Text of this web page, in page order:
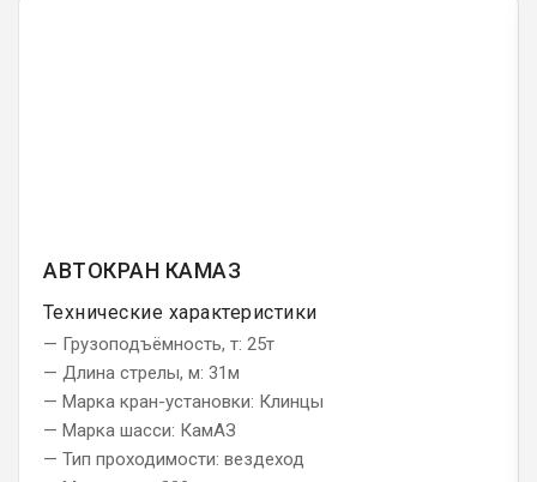
АВТОКРАН КАМАЗ
Технические характеристики
— Грузоподъёмность, т: 25т
— Длина стрелы, м: 31м
— Марка кран-установки: Клинцы
— Марка шасси: КамАЗ
— Тип проходимости: вездеход